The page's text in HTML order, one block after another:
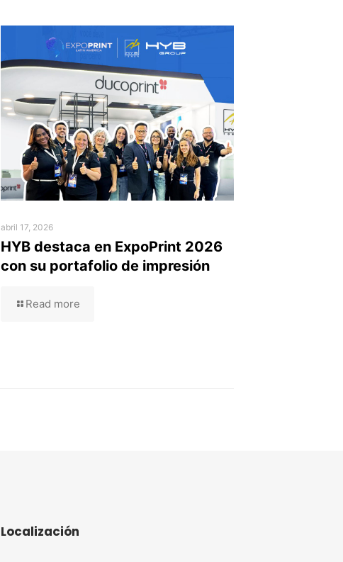
abril 17, 2026
HYB destaca en ExpoPrint 2026
con su portafolio de impresión
Read more
Localización